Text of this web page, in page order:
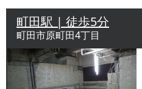
町田駅 | 徒歩5分
町田市原町田4丁目